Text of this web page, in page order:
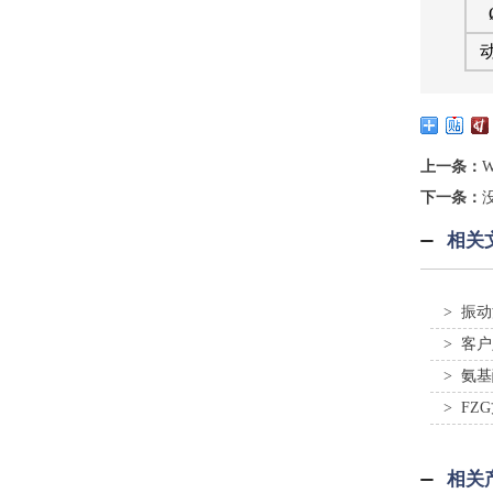
上一条：
下一条：
相关
> 振动
> 客户
> 氨基
> FZG
相关